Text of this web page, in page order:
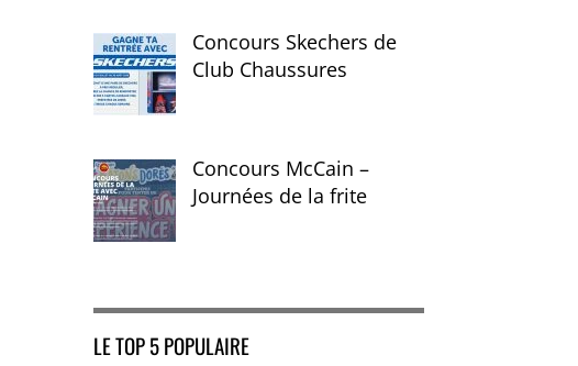
Concours Skechers de
Club Chaussures
Concours McCain –
Journées de la frite
LE TOP 5 POPULAIRE